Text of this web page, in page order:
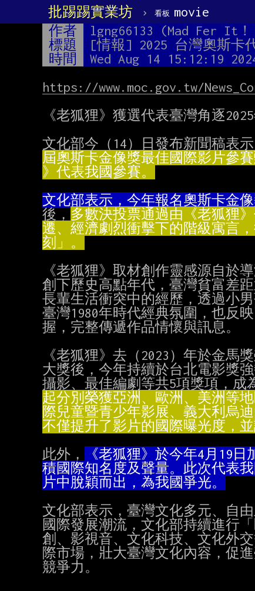
批踢踢實業坊 › 看板 movie
作者 lgng66133 (Mad Fer It！
標題
[情報] 2025 台灣奧斯卡
時間
Wed Aug 14 15:12:19
https://www.moc.gov.tw/
《老狐狸》獲選代表臺灣角逐
文化部今（14）日發布新聞稿表示
》代表我國參賽。
文化部表示，今年報名奧斯卡金
後，
刻」。
《老狐狸》取材創作靈感源自於
創下歷史高點年代，臺灣貧富差
長輩生活衝突中的經歷，透過小
臺灣1980年時代經典氛圍，也反
握，完整傳遞作品情懷與訊息。
《老狐狸》去（2023）年於金馬
大獎後，今年持續於台北電影獎
攝影、最佳編劇等共5項獎項，成
不僅提升了影片的國際曝光度，
此外，
片中脫穎而出，為我國爭光。
文化部表示，臺灣文化多元、自
國際發展潮流，文化部持續進行
創、影視音、文化科技、文化外
際市場，壯大臺灣文化內容，促
競爭力。